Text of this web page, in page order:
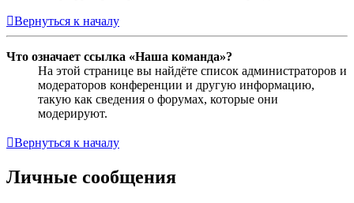
Вернуться к началу
Что означает ссылка «Наша команда»?
На этой странице вы найдёте список администраторов и
модераторов конференции и другую информацию,
такую как сведения о форумах, которые они
модерируют.
Вернуться к началу
Личные сообщения